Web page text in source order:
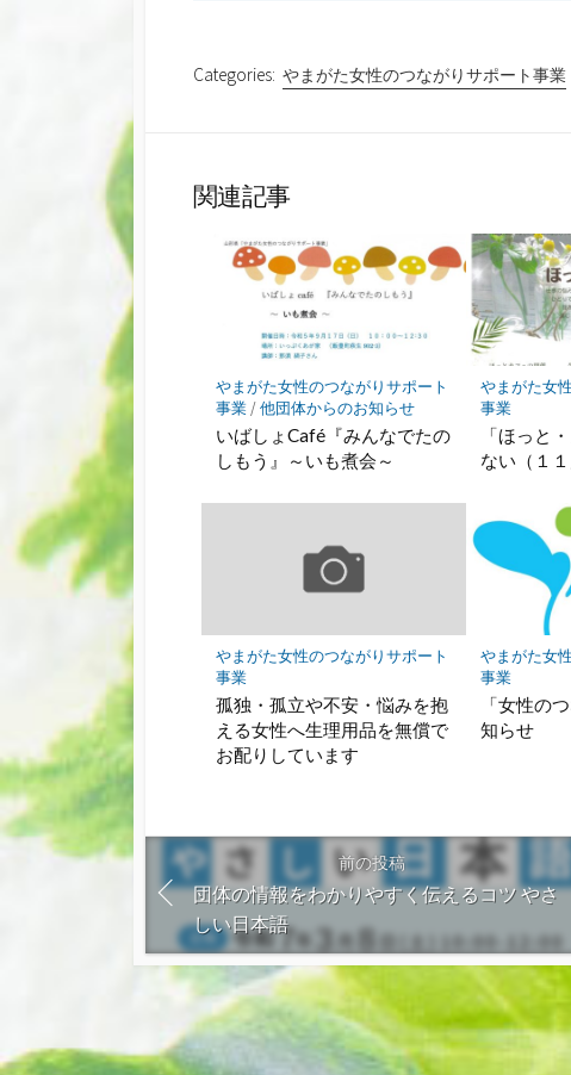
Categories: やまがた女性のつながりサポート事業
関連記事
やまがた女性のつながりサポート
事業/他団体からのお知らせ
いばしょCafé『みんなでたの
しもう』～いも煮会～
やまがた女
事業
「ほっと
ない（１１
やまがた女性のつながりサポート
事業
孤独・孤立や不安・悩みを抱
える女性へ生理用品を無償で
お配りしています
やまがた女
事業
「女性の
知らせ
前の投稿
団体の情報をわかりやすく伝えるコツ やさ
しい日本語